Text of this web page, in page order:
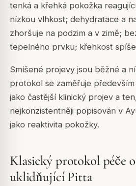
tenká a křehká pokožka
nízkou vlhkost; dehydratace a
zhoršuje na podzim a v zimě;
tepelného prvku; křehkost
Smíšené projevy jsou běžné a
protokol se zaměřuje
jako častější klinický projev a
nejkonzistentněji popisován v
jako reaktivita pokožky.
Klasický protokol péče
uklidňující Pitta